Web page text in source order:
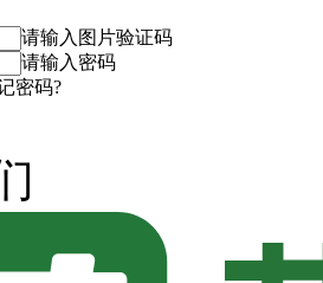
请输入图片验证码
请输入密码
密码?